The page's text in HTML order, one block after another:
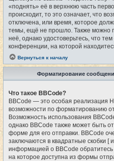
«поднять» её в верхнюю часть
происходит, то это означает, что
отключена, или время, которое
темы, ещё не прошло. Также можно
неё, однако удостоверьтесь, что
конференции, на которой
Вернуться к началу
Форматирование
Что такое BBCode?
BBCode — это особая реализация
возможности по форматированию
Возможность использования
однако BBCode также может быть
форме для его отправки. BBCode
заключаются в квадратные скобки [
информацией о BBCode обратитесь
на которое доступна из формы